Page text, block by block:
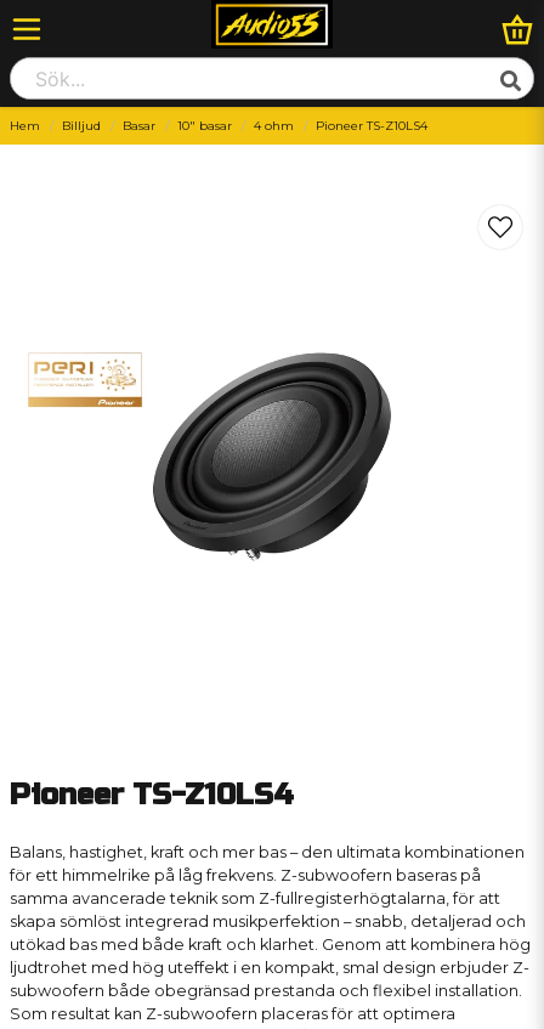
Hem Billjud Basar 10" basar 4 ohm Pioneer TS-Z10LS4
Pioneer TS-Z10LS4
Balans, hastighet, kraft och mer bas – den ultimata kombinationen
för ett himmelrike på låg frekvens. Z-subwoofern baseras på
samma avancerade teknik som Z-fullregisterhögtalarna, för att
skapa sömlöst integrerad musikperfektion – snabb, detaljerad och
utökad bas med både kraft och klarhet. Genom att kombinera hög
ljudtrohet med hög uteffekt i en kompakt, smal design erbjuder Z-
subwoofern både obegränsad prestanda och flexibel installation.
Som resultat kan Z-subwoofern placeras för att optimera